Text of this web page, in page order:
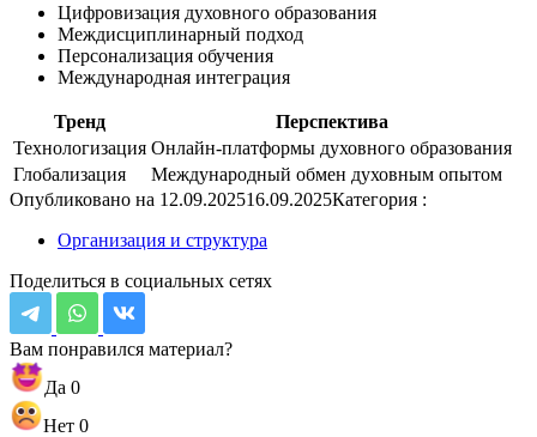
Цифровизация духовного образования
Междисциплинарный подход
Персонализация обучения
Международная интеграция
Тренд
Перспектива
Технологизация Онлайн-платформы духовного образования
Глобализация
Международный обмен духовным опытом
Опубликовано на 12.09.202516.09.2025Категория :
Организация и структура
Поделиться в социальных сетях
Вам понравился материал?
Да 0
Нет 0